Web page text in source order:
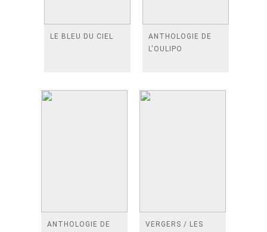
LE BLEU DU CIEL
ANTHOLOGIE DE
L'OULIPO
ANTHOLOGIE DE
VERGERS / LES